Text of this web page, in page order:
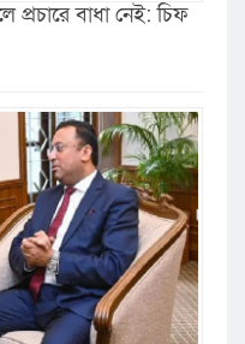
প্রচারে বাধা নেই: চিফ